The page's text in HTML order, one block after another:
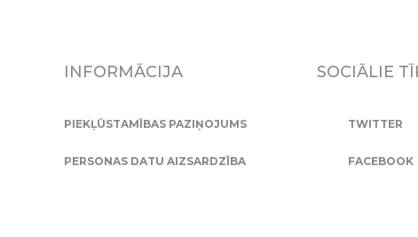
INFORMĀCIJA
PIEKĻŪSTAMĪBAS PAZIŅOJUMS
PERSONAS DATU AIZSARDZĪBA
SOCIĀLIE
TWITTER
FACEBOOK